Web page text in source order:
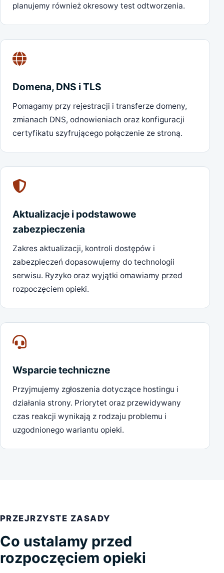
planujemy również okresowy test odtworzenia.
Domena, DNS i TLS
Pomagamy przy rejestracji i transferze domeny,
zmianach DNS, odnowieniach oraz konfiguracji
certyfikatu szyfrującego połączenie ze stroną.
Aktualizacje i podstawowe
zabezpieczenia
Zakres aktualizacji, kontroli dostępów i
zabezpieczeń dopasowujemy do technologii
serwisu. Ryzyko oraz wyjątki omawiamy przed
rozpoczęciem opieki.
Wsparcie techniczne
Przyjmujemy zgłoszenia dotyczące hostingu i
działania strony. Priorytet oraz przewidywany
czas reakcji wynikają z rodzaju problemu i
uzgodnionego wariantu opieki.
PRZEJRZYSTE ZASADY
Co ustalamy przed
rozpoczęciem opieki